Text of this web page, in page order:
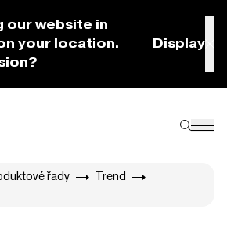
our website in
your location.
Display
řady
Trend